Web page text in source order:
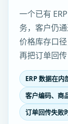
一个已有
务，客户仍
价格库存口
再把订单回传
ERP 数据在内
客户编码、商
订单回传失败